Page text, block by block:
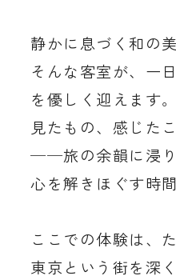
静かに息づく和の美
そんな客室が、一
を優しく迎えます。
見たもの、感じた
──旅の余韻に浸り
心を解きほぐす時間
ここでの体験は、
東京という街を深